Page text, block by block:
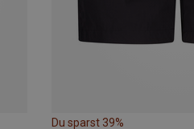
Du sparst 39%